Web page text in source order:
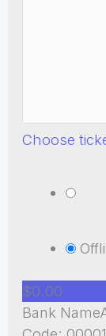
Choose
$0.00
Bank